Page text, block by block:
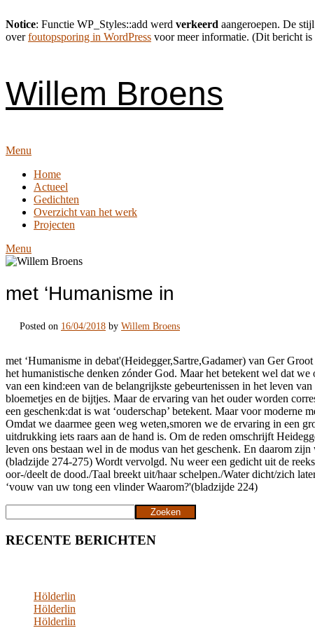
Notice: Functie WP_Styles::add werd verkeerd aangeroepen. De
overfoutopsporing in WordPress voor meer informatie. (Dit bericht
Willem Broens
Menu
Home
Actueel
Gedichten
Overzicht van het werk
Projecten
Menu
met ‘Humanisme in
Posted on 16/04/2018 by Willem Broens
met ‘Humanisme in debat'(Heidegger,Sartre,Gadamer) van Ger
het humanistische denken zónder God. Maar het betekent wel dat
van een kind:een van de belangrijkste gebeurtenissen in het leven
bloemetjes en de bijtjes. Maar de ervaring van het ouder worden
een geschenk:dat is wat ‘ouderschap’ betekent. Maar voor
Omdat we daarmee geen weg weten,smoren we de ervaring in een
uitdrukking iets raars aan de hand is. Om de reden omschrijft
leven ons bestaan wel in de modus van het geschenk. En daarom
(bladzijde 274-275) Wordt vervolgd. Nu weer een gedicht uit de
oor-/deelt de dood./Taal breekt uit/haar schelpen./Water dicht/zich
‘vouw van uw tong een vlinder Waarom?'(bladzijde 224)
Zoeken
RECENTE BERICHTEN
Hölderlin
Hölderlin
Hölderlin